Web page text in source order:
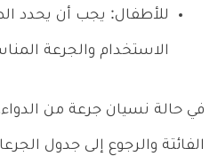
للأطفال: يجب أن يحدد
الاستخدام والجرعة
في حالة نسيان جرعة من
الفائتة والرجوع إلى جدول